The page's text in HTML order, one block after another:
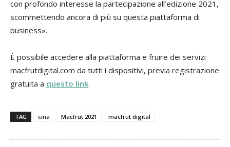
con profondo interesse la partecipazione all’edizione 2021,
scommettendo ancora di più su questa piattaforma di
business».
È possibile accedere alla piattaforma e fruire dei servizi
macfrutdigital.com da tutti i dispositivi, previa registrazione
gratuita a questo link.
TAG cina Macfrut 2021 macfrut digital